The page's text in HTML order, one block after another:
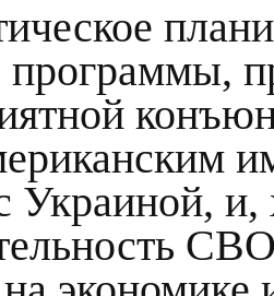
программы,
Украиной, и,